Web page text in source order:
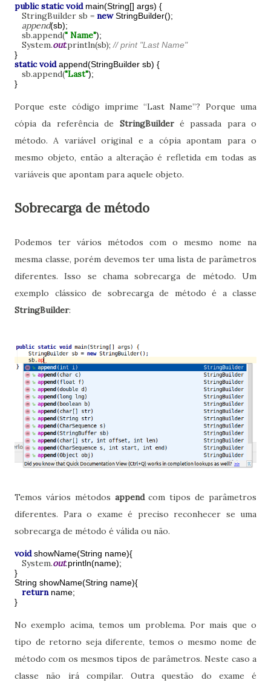
public static void main(String[] args) {
StringBuilder sb = newStringBuilder();
append(sb);
sb.append(" Name");
System.out.println(sb);// print "Last Name"
}
static voidappend(StringBuilder sb) {
sb.append("Last");
}
Porque este código imprime “Last Name”? Porque uma
cópia da referência de StringBuilderé passada para o
método. A variável original e a cópia apontam para o
mesmo objeto, então a alteração é refletida em todas as
variáveis que apontam para aquele objeto.
Sobrecarga de método
Podemos ter vários métodos com o mesmo nome na
mesma classe, porém devemos ter uma lista de parâmetros
diferentes. Isso se chama sobrecarga de método. Um
exemplo clássico de sobrecarga de método é a classe
StringBuilder:
Temos vários métodos appendcom tipos de parâmetros
diferentes. Para o exame é preciso reconhecer se uma
sobrecarga de método é válida ou não.
voidshowName(String name){
System.out.println(name);
}
String showName(String name){
return name;
}
No exemplo acima, temos um problema. Por mais que o
tipo de retorno seja diferente, temos o mesmo nome de
método com os mesmos tipos de parâmetros. Neste caso a
classe não irá compilar. Outra questão do exame é